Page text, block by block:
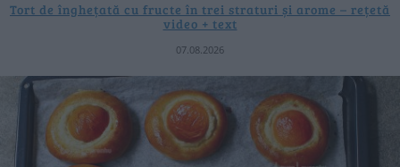
Tort de înghețată cu fructe în trei straturi și arome – rețetă
video + text
07.08.2026